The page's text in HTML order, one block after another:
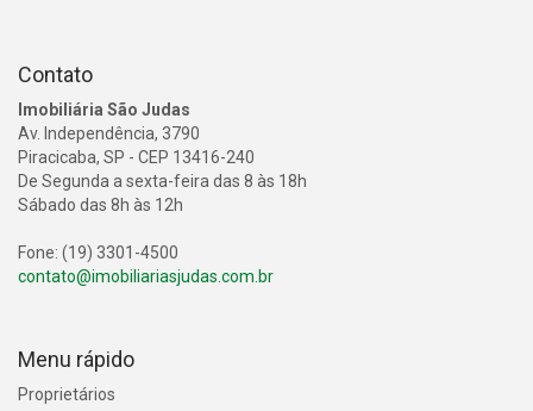
Contato
Imobiliária São Judas
Av. Independência, 3790
Piracicaba, SP - CEP 13416-240
De Segunda a sexta-feira das 8 às 18h
Sábado das 8h às 12h
Fone: (19) 3301-4500
contato@imobiliariasjudas.com.br
Menu rápido
Proprietários